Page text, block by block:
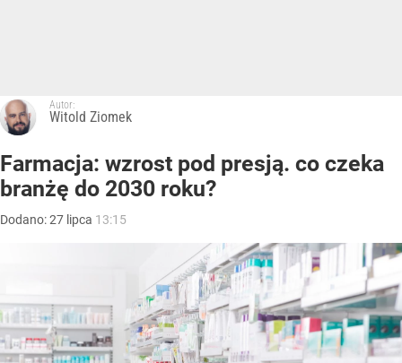
Autor:
Witold Ziomek
Farmacja: wzrost pod presją. co czeka
branżę do 2030 roku?
Dodano:27 lipca 13:15